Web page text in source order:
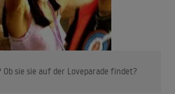
sie sie auf der Loveparade findet?